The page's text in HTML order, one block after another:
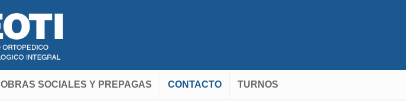
OBRAS SOCIALES Y PREPAGAS CONTACTO TURNOS